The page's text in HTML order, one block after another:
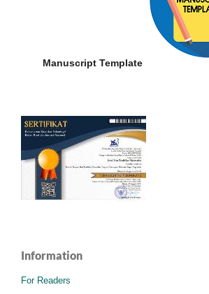
Manuscript Template
Information
For Readers